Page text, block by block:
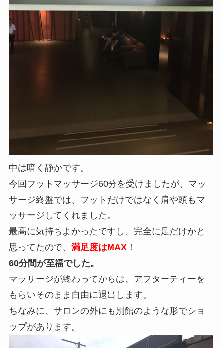
中は暗く静かです。
今回フットマッサージ60分を受けましたが、マッ
サージ終盤では、フットだけではなく肩や頭もマ
ッサージしてくれました。
最高に気持ちよかったですし、完全に足だけかと
思ってたので、 満足度はMAX！
60分間が至福でした。
マッサージが終わってからは、アフターティーを
もらいそのまま自由に退出します。
ちなみに、サロンの外にも別館のような形でショ
ップがあります。